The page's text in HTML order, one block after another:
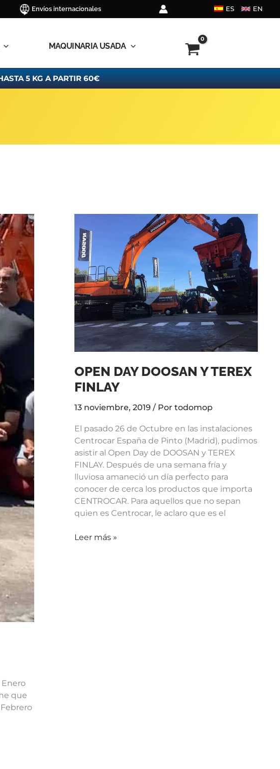
Envíos internacionales ES EN
MAQUINARIA USADA
5 KG A PARTIR 60€
que
OPEN DAY DOOSAN Y TEREX
FINLAY
13 noviembre, 2019 / Por todomop
El pasado 26 de Octubre en las instalaciones
Centrocar España de Pinto (Madrid), pudimos
asistir al Open Day de DOOSAN y TEREX
FINLAY. Después de una semana fría y
lluviosa amaneció un día perfecto para
conocer de cerca los productos que importa
CENTROCAR. Para aquellos que no sepan
quien es Centrocar, le aclaro que es el
Day
DOOSAN
y
TEREX
FINLAY
Leer más »